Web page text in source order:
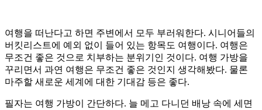
여행을 떠난다고 하면 주변에서 모두 부러워한다. 시니어들의
버킷리스트에 예외 없이 들어 있는 항목도 여행이다. 여행은
무조건 좋은 것으로 치부하는 분위기인 것이다. 여행 가방을
꾸리면서 과연 여행은 무조건 좋은 것인지 생각해봤다. 물론
마주할 새로운 세계에 대한 기대감 등은 좋다.
필자는 여행 가방이 간단하다. 늘 메고 다니던 배낭 속에 세면